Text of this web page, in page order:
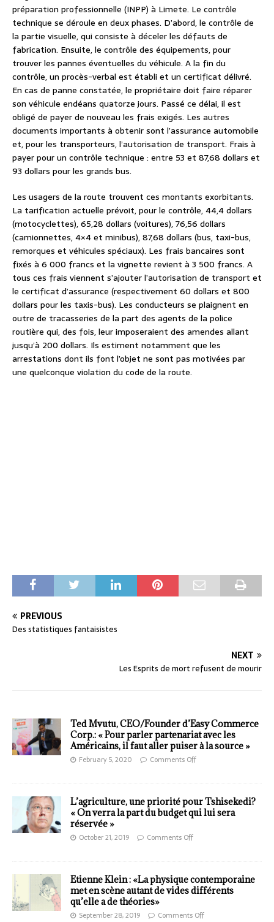
préparation professionnelle (INPP) à Limete. Le contrôle
technique se déroule en deux phases. D’abord, le contrôle de
la partie visuelle, qui consiste à déceler les défauts de
fabrication. Ensuite, le contrôle des équipements, pour
trouver les pannes éventuelles du véhicule. A la fin du
contrôle, un procès-verbal est établi et un certificat délivré.
En cas de panne constatée, le propriétaire doit faire réparer
son véhicule endéans quatorze jours. Passé ce délai, il est
obligé de payer de nouveau les frais exigés. Les autres
documents importants à obtenir sont l’assurance automobile
et, pour les transporteurs, l’autorisation de transport. Frais à
payer pour un contrôle technique : entre 53 et 87,68 dollars et
93 dollars pour les grands bus.
Les usagers de la route trouvent ces montants exorbitants.
La tarification actuelle prévoit, pour le contrôle, 44,4 dollars
(motocyclettes), 65,28 dollars (voitures), 76,56 dollars
(camionnettes, 4×4 et minibus), 87,68 dollars (bus, taxi-bus,
remorques et véhicules spéciaux). Les frais bancaires sont
fixés à 6 000 francs et la vignette revient à 3 500 francs. A
tous ces frais viennent s’ajouter l’autorisation de transport et
le certificat d’assurance (respectivement 60 dollars et 800
dollars pour les taxis-bus). Les conducteurs se plaignent en
outre de tracasseries de la part des agents de la police
routière qui, des fois, leur imposeraient des amendes allant
jusqu’à 200 dollars. Ils estiment notamment que les
arrestations dont ils font l’objet ne sont pas motivées par
une quelconque violation du code de la route.
PREVIOUS
Des statistiques fantaisistes
NEXT
Les Esprits de mort refusent de mourir
Ted Mvutu, CEO/Founder d’Easy Commerce
Corp.: « Pour parler partenariat avec les
Américains, il faut aller puiser à la source »
February 5, 2020 Comments Off
L’agriculture, une priorité pour Tshisekedi?
« On verra la part du budget qui lui sera
réservée »
October 21, 2019 Comments Off
Etienne Klein : «La physique contemporaine
met en scène autant de vides différents
qu’elle a de théories»
September 28, 2019 Comments Off